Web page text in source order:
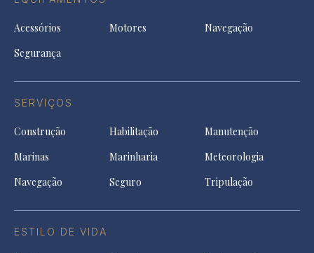
Acessórios Motores
Navegação
Segurança
SERVIÇOS
Construção Habilitação
Manutenção
Marinas
Marinharia
Meteorologia
Navegação
Seguro Tripulação
ESTILO DE VIDA